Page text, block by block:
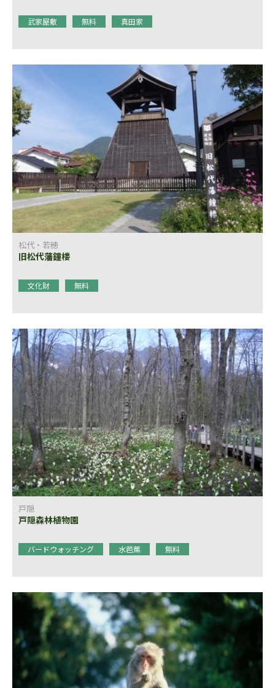
武家屋敷 無料 真田家
松代・若穂
旧松代藩鐘楼
文化財 無料
戸隠
戸隠森林植物園
バードウォッチング 水芭蕉 無料